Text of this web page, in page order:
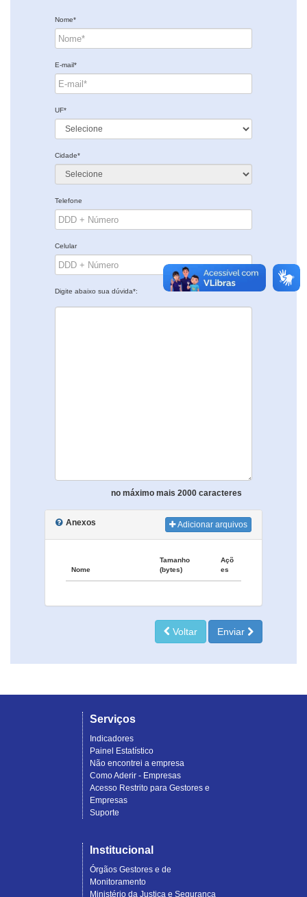
Nome*
E-mail*
UF*
Cidade*
Telefone
Celular
Digite abaixo sua dúvida*:
no máximo mais 2000 caracteres
Anexos Adicionar arquivos
Nome
Tamanho
(bytes)
Açõ
es
Voltar Enviar
Serviços
Indicadores
Painel Estatístico
Não encontrei a empresa
Como Aderir - Empresas
Acesso Restrito para Gestores e
Empresas
Suporte
Institucional
Órgãos Gestores e de
Monitoramento
Ministério da Justiça e Segurança